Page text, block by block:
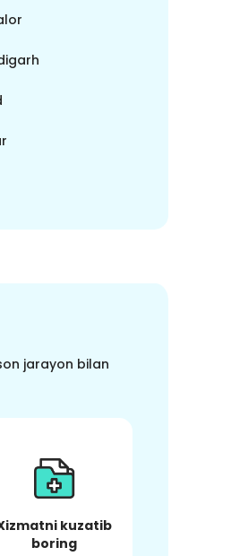
jarayon bilan
kuzatib
boring